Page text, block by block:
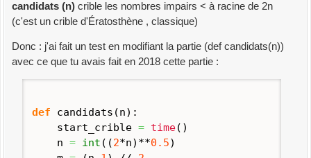
candidats (n) crible les nombres impairs < à racine de 2n
(c'est un crible d'Ératosthène , classique)
Donc : j'ai fait un test en modifiant la partie (def candidats(n))
avec ce que tu avais fait en 2018 cette partie :
def candidats (n) :
start_crible= time( )
n= int ( (2*n) **0.5)